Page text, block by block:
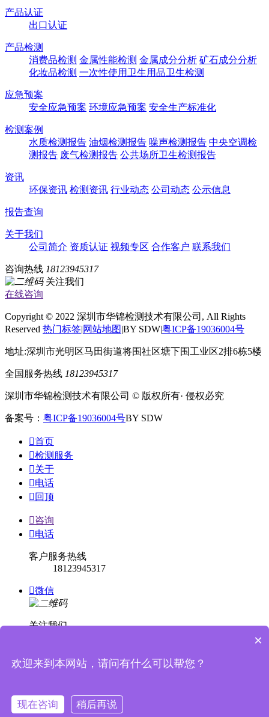
产品认证
出口认证
产品检测
消费品检测 金属性能检测 金属成分分析 矿石成分分析
化妆品检测 一次性使用卫生用品卫生检测
应急预案
安全应急预案 环境应急预案 安全生产标准化
检测案例
水质检测报告 油烟检测报告 噪声检测报告 中央空调检
测报告 废气检测报告 公共场所卫生检测报告
资讯
环保资讯 检测资讯 行业动态 公司动态 公示信息
报告查询
关于我们
公司简介 资质认证 视频专区 合作客户 联系我们
咨询热线 18123945317
关注我们
在线咨询
Copyright © 2022 深圳市华锦检测技术有限公司, All Rights
Reserved 热门标签|网站地图|BY SDW|粤ICP备19036004号
地址:深圳市光明区马田街道将围社区塘下围工业区2排6栋5楼
全国服务热线 18123945317
深圳市华锦检测技术有限公司 © 版权所有· 侵权必究
备案号： 粤ICP备19036004号BY SDW
首页
检测服务
关于
电话
 回顶
咨询
电话
客户服务热线
18123945317
微信
关注我们

消息提示
×
欢迎来到本网站，请问有什么可以帮您？
现在咨询 稍后再说